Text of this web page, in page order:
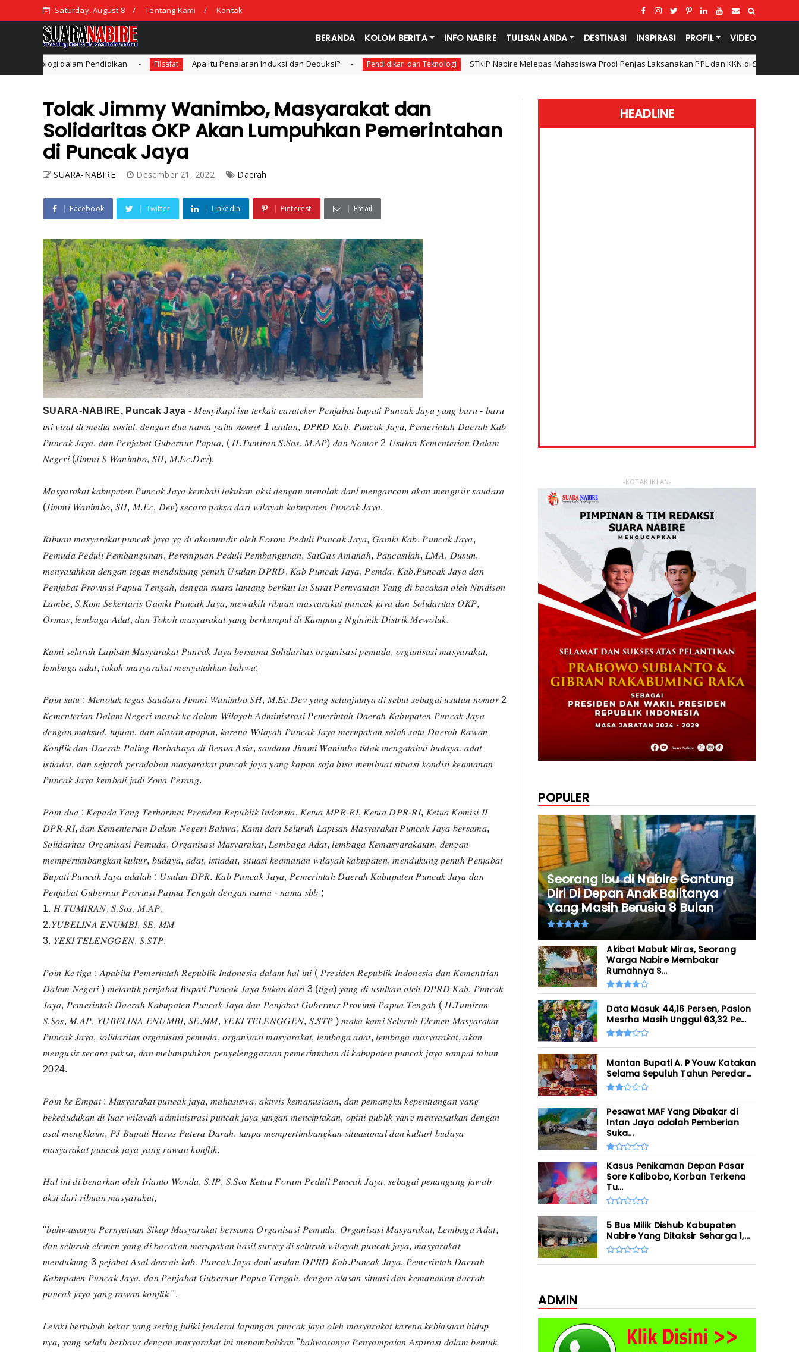
Saturday, August 8 Tentang Kami Kontak
BERANDA KOLOM BERITA INFO NABIRE TULISAN ANDA DESTINASI INSPIRASI PROFIL VIDEO
Filsafat Apa itu Penalaran Induksi dan Deduksi? Pendidikan dan Teknologi STKIP Nabire Melepas Mahasiswa Prodi Penjas Laksanakan PPL dan KKN di Surabaya Pendidikan dan
Tolak Jimmy Wanimbo, Masyarakat dan
Solidaritas OKP Akan Lumpuhkan Pemerintahan
di Puncak Jaya
SUARA-NABIRE Desember 21, 2022 Daerah
Facebook Twitter Linkedin Pinterest Email
SUARA-NABIRE, Puncak Jaya - 𝑀𝑒𝑛𝑦𝑖𝑘𝑎𝑝𝑖 𝑖𝑠𝑢 𝑡𝑒𝑟𝑘𝑎𝑖𝑡 𝑐𝑎𝑟𝑎𝑡𝑒𝑘𝑒𝑟 𝑃𝑒𝑛𝑗𝑎𝑏𝑎𝑡 𝑏𝑢𝑝𝑎𝑡𝑖 𝑃𝑢𝑛𝑐𝑎𝑘 𝐽𝑎𝑦𝑎 𝑦𝑎𝑛𝑔 𝑏𝑎𝑟𝑢 - 𝑏𝑎𝑟𝑢
𝑖𝑛𝑖 𝑣𝑖𝑟𝑎𝑙 𝑑𝑖 𝑚𝑒𝑑𝑖𝑎 𝑠𝑜𝑠𝑖𝑎𝑙, 𝑑𝑒𝑛𝑔𝑎𝑛 𝑑𝑢𝑎 𝑛𝑎𝑚𝑎 𝑦𝑎𝑖𝑡𝑢 𝑛𝑜𝑚𝑜r 1𝑢𝑠𝑢𝑙𝑎𝑛, 𝐷𝑃𝑅𝐷 𝐾𝑎𝑏. 𝑃𝑢𝑛𝑐𝑎𝑘 𝐽𝑎𝑦𝑎, 𝑃𝑒𝑚𝑒𝑟𝑖𝑛𝑡𝑎ℎ 𝐷𝑎𝑒𝑟𝑎ℎ 𝐾𝑎𝑏
𝑃𝑢𝑛𝑐𝑎𝑘 𝐽𝑎𝑦𝑎, 𝑑𝑎𝑛 𝑃𝑒𝑛𝑗𝑎𝑏𝑎𝑡 𝐺𝑢𝑏𝑒𝑟𝑛𝑢𝑟 𝑃𝑎𝑝𝑢𝑎, ( 𝐻.𝑇𝑢𝑚𝑖𝑟𝑎𝑛 𝑆.𝑆𝑜𝑠, 𝑀.𝐴𝑃) 𝑑𝑎𝑛 𝑁𝑜𝑚𝑜𝑟 2 𝑈𝑠𝑢𝑙𝑎𝑛 𝐾𝑒𝑚𝑒𝑛𝑡𝑒𝑟𝑖𝑎𝑛 𝐷𝑎𝑙𝑎𝑚
𝑁𝑒𝑔𝑒𝑟𝑖 (𝐽𝑖𝑚𝑚𝑖 𝑆 𝑊𝑎𝑛𝑖𝑚𝑏𝑜, 𝑆𝐻, 𝑀.𝐸𝑐.𝐷𝑒𝑣).
𝑀𝑎𝑠𝑦𝑎𝑟𝑎𝑘𝑎𝑡 𝑘𝑎𝑏𝑢𝑝𝑎𝑡𝑒𝑛 𝑃𝑢𝑛𝑐𝑎𝑘 𝐽𝑎𝑦𝑎 𝑘𝑒𝑚𝑏𝑎𝑙𝑖 𝑙𝑎𝑘𝑢𝑘𝑎𝑛 𝑎𝑘𝑠𝑖 𝑑𝑒𝑛𝑔𝑎𝑛 𝑚𝑒𝑛𝑜𝑙𝑎𝑘 𝑑𝑎𝑛/ 𝑚𝑒𝑛𝑔𝑎𝑛𝑐𝑎𝑚 𝑎𝑘𝑎𝑛 𝑚𝑒𝑛𝑔𝑢𝑠𝑖𝑟 𝑠𝑎𝑢𝑑𝑎𝑟𝑎
(𝐽𝑖𝑚𝑚𝑖 𝑊𝑎𝑛𝑖𝑚𝑏𝑜, 𝑆𝐻, 𝑀.𝐸𝑐, 𝐷𝑒𝑣) 𝑠𝑒𝑐𝑎𝑟𝑎 𝑝𝑎𝑘𝑠𝑎 𝑑𝑎𝑟𝑖 𝑤𝑖𝑙𝑎𝑦𝑎ℎ 𝑘𝑎𝑏𝑢𝑝𝑎𝑡𝑒𝑛 𝑃𝑢𝑛𝑐𝑎𝑘 𝐽𝑎𝑦𝑎.
𝑅𝑖𝑏𝑢𝑎𝑛 𝑚𝑎𝑠𝑦𝑎𝑟𝑎𝑘𝑎𝑡 𝑝𝑢𝑛𝑐𝑎𝑘 𝑗𝑎𝑦𝑎 𝑦𝑔 𝑑𝑖 𝑎𝑘𝑜𝑚𝑢𝑛𝑑𝑖𝑟 𝑜𝑙𝑒ℎ 𝐹𝑜𝑟𝑜𝑚 𝑃𝑒𝑑𝑢𝑙𝑖 𝑃𝑢𝑛𝑐𝑎𝑘 𝐽𝑎𝑦𝑎, 𝐺𝑎𝑚𝑘𝑖 𝐾𝑎𝑏. 𝑃𝑢𝑛𝑐𝑎𝑘 𝐽𝑎𝑦𝑎,
𝑃𝑒𝑚𝑢𝑑𝑎 𝑃𝑒𝑑𝑢𝑙𝑖 𝑃𝑒𝑚𝑏𝑎𝑛𝑔𝑢𝑛𝑎𝑛, 𝑃𝑒𝑟𝑒𝑚𝑝𝑢𝑎𝑛 𝑃𝑒𝑑𝑢𝑙𝑖 𝑃𝑒𝑚𝑏𝑎𝑛𝑔𝑢𝑛𝑎𝑛, 𝑆𝑎𝑡𝐺𝑎𝑠 𝐴𝑚𝑎𝑛𝑎ℎ, 𝑃𝑎𝑛𝑐𝑎𝑠𝑖𝑙𝑎ℎ, 𝐿𝑀𝐴, 𝐷𝑢𝑠𝑢𝑛,
𝑚𝑒𝑛𝑦𝑎𝑡𝑎ℎ𝑘𝑎𝑛 𝑑𝑒𝑛𝑔𝑎𝑛 𝑡𝑒𝑔𝑎𝑠 𝑚𝑒𝑛𝑑𝑢𝑘𝑢𝑛𝑔 𝑝𝑒𝑛𝑢ℎ 𝑈𝑠𝑢𝑙𝑎𝑛 𝐷𝑃𝑅𝐷, 𝐾𝑎𝑏 𝑃𝑢𝑛𝑐𝑎𝑘 𝐽𝑎𝑦𝑎, 𝑃𝑒𝑚𝑑𝑎. 𝐾𝑎𝑏.𝑃𝑢𝑛𝑐𝑎𝑘 𝐽𝑎𝑦𝑎 𝑑𝑎𝑛
𝑃𝑒𝑛𝑗𝑎𝑏𝑎𝑡 𝑃𝑟𝑜𝑣𝑖𝑛𝑠𝑖 𝑃𝑎𝑝𝑢𝑎 𝑇𝑒𝑛𝑔𝑎ℎ, 𝑑𝑒𝑛𝑔𝑎𝑛 𝑠𝑢𝑎𝑟𝑎 𝑙𝑎𝑛𝑡𝑎𝑛𝑔 𝑏𝑒𝑟𝑖𝑘𝑢𝑡 𝐼𝑠𝑖 𝑆𝑢𝑟𝑎𝑡 𝑃𝑒𝑟𝑛𝑦𝑎𝑡𝑎𝑎𝑛 𝑌𝑎𝑛𝑔 𝑑𝑖 𝑏𝑎𝑐𝑎𝑘𝑎𝑛 𝑜𝑙𝑒ℎ 𝑁𝑖𝑛𝑑𝑖𝑠𝑜𝑛
𝐿𝑎𝑚𝑏𝑒, 𝑆.𝐾𝑜𝑚 𝑆𝑒𝑘𝑒𝑟𝑡𝑎𝑟𝑖𝑠 𝐺𝑎𝑚𝑘𝑖 𝑃𝑢𝑛𝑐𝑎𝑘 𝐽𝑎𝑦𝑎, 𝑚𝑒𝑤𝑎𝑘𝑖𝑙𝑖 𝑟𝑖𝑏𝑢𝑎𝑛 𝑚𝑎𝑠𝑦𝑎𝑟𝑎𝑘𝑎𝑡 𝑝𝑢𝑛𝑐𝑎𝑘 𝑗𝑎𝑦𝑎 𝑑𝑎𝑛 𝑆𝑜𝑙𝑖𝑑𝑎𝑟𝑖𝑡𝑎𝑠 𝑂𝐾𝑃,
𝑂𝑟𝑚𝑎𝑠, 𝑙𝑒𝑚𝑏𝑎𝑔𝑎 𝐴𝑑𝑎𝑡, 𝑑𝑎𝑛 𝑇𝑜𝑘𝑜ℎ 𝑚𝑎𝑠𝑦𝑎𝑟𝑎𝑘𝑎𝑡 𝑦𝑎𝑛𝑔 𝑏𝑒𝑟𝑘𝑢𝑚𝑝𝑢𝑙 𝑑𝑖 𝐾𝑎𝑚𝑝𝑢𝑛𝑔 𝑁𝑔𝑖𝑛𝑖𝑛𝑖𝑘 𝐷𝑖𝑠𝑡𝑟𝑖𝑘 𝑀𝑒𝑤𝑜𝑙𝑢𝑘.
𝐾𝑎𝑚𝑖 𝑠𝑒𝑙𝑢𝑟𝑢ℎ 𝐿𝑎𝑝𝑖𝑠𝑎𝑛 𝑀𝑎𝑠𝑦𝑎𝑟𝑎𝑘𝑎𝑡 𝑃𝑢𝑛𝑐𝑎𝑘 𝐽𝑎𝑦𝑎 𝑏𝑒𝑟𝑠𝑎𝑚𝑎 𝑆𝑜𝑙𝑖𝑑𝑎𝑟𝑖𝑡𝑎𝑠 𝑜𝑟𝑔𝑎𝑛𝑖𝑠𝑎𝑠𝑖 𝑝𝑒𝑚𝑢𝑑𝑎, 𝑜𝑟𝑔𝑎𝑛𝑖𝑠𝑎𝑠𝑖 𝑚𝑎𝑠𝑦𝑎𝑟𝑎𝑘𝑎𝑡,
𝑙𝑒𝑚𝑏𝑎𝑔𝑎 𝑎𝑑𝑎𝑡, 𝑡𝑜𝑘𝑜ℎ 𝑚𝑎𝑠𝑦𝑎𝑟𝑎𝑘𝑎𝑡 𝑚𝑒𝑛𝑦𝑎𝑡𝑎ℎ𝑘𝑎𝑛 𝑏𝑎ℎ𝑤𝑎;
𝑃𝑜𝑖𝑛 𝑠𝑎𝑡𝑢 : 𝑀𝑒𝑛𝑜𝑙𝑎𝑘 𝑡𝑒𝑔𝑎𝑠 𝑆𝑎𝑢𝑑𝑎𝑟𝑎 𝐽𝑖𝑚𝑚𝑖 𝑊𝑎𝑛𝑖𝑚𝑏𝑜 𝑆𝐻, 𝑀.𝐸𝑐.𝐷𝑒𝑣 𝑦𝑎𝑛𝑔 𝑠𝑒𝑙𝑎𝑛𝑗𝑢𝑡𝑛𝑦𝑎 𝑑𝑖 𝑠𝑒𝑏𝑢𝑡 𝑠𝑒𝑏𝑎𝑔𝑎𝑖 𝑢𝑠𝑢𝑙𝑎𝑛 𝑛𝑜𝑚𝑜𝑟 2
𝐾𝑒𝑚𝑒𝑛𝑡𝑒𝑟𝑖𝑎𝑛 𝐷𝑎𝑙𝑎𝑚 𝑁𝑒𝑔𝑒𝑟𝑖 𝑚𝑎𝑠𝑢𝑘 𝑘𝑒 𝑑𝑎𝑙𝑎𝑚 𝑊𝑖𝑙𝑎𝑦𝑎ℎ 𝐴𝑑𝑚𝑖𝑛𝑖𝑠𝑡𝑟𝑎𝑠𝑖 𝑃𝑒𝑚𝑒𝑟𝑖𝑛𝑡𝑎ℎ 𝐷𝑎𝑒𝑟𝑎ℎ 𝐾𝑎𝑏𝑢𝑝𝑎𝑡𝑒𝑛 𝑃𝑢𝑛𝑐𝑎𝑘 𝐽𝑎𝑦𝑎
𝑑𝑒𝑛𝑔𝑎𝑛 𝑚𝑎𝑘𝑠𝑢𝑑, 𝑡𝑢𝑗𝑢𝑎𝑛, 𝑑𝑎𝑛 𝑎𝑙𝑎𝑠𝑎𝑛 𝑎𝑝𝑎𝑝𝑢𝑛, 𝑘𝑎𝑟𝑒𝑛𝑎 𝑊𝑖𝑙𝑎𝑦𝑎ℎ 𝑃𝑢𝑛𝑐𝑎𝑘 𝐽𝑎𝑦𝑎 𝑚𝑒𝑟𝑢𝑝𝑎𝑘𝑎𝑛 𝑠𝑎𝑙𝑎ℎ 𝑠𝑎𝑡𝑢 𝐷𝑎𝑒𝑟𝑎ℎ 𝑅𝑎𝑤𝑎𝑛
𝐾𝑜𝑛𝑓𝑙𝑖𝑘 𝑑𝑎𝑛 𝐷𝑎𝑒𝑟𝑎ℎ 𝑃𝑎𝑙𝑖𝑛𝑔 𝐵𝑒𝑟𝑏𝑎ℎ𝑎𝑦𝑎 𝑑𝑖 𝐵𝑒𝑛𝑢𝑎 𝐴𝑠𝑖𝑎, 𝑠𝑎𝑢𝑑𝑎𝑟𝑎 𝐽𝑖𝑚𝑚𝑖 𝑊𝑎𝑛𝑖𝑚𝑏𝑜 𝑡𝑖𝑑𝑎𝑘 𝑚𝑒𝑛𝑔𝑎𝑡𝑎ℎ𝑢𝑖 𝑏𝑢𝑑𝑎𝑦𝑎, 𝑎𝑑𝑎𝑡
𝑖𝑠𝑡𝑖𝑎𝑑𝑎𝑡, 𝑑𝑎𝑛 𝑠𝑒𝑗𝑎𝑟𝑎ℎ 𝑝𝑒𝑟𝑎𝑑𝑎𝑏𝑎𝑛 𝑚𝑎𝑠𝑦𝑎𝑟𝑎𝑘𝑎𝑡 𝑝𝑢𝑛𝑐𝑎𝑘 𝑗𝑎𝑦𝑎 𝑦𝑎𝑛𝑔 𝑘𝑎𝑝𝑎𝑛 𝑠𝑎𝑗𝑎 𝑏𝑖𝑠𝑎 𝑚𝑒𝑚𝑏𝑢𝑎𝑡 𝑠𝑖𝑡𝑢𝑎𝑠𝑖 𝑘𝑜𝑛𝑑𝑖𝑠𝑖 𝑘𝑒𝑎𝑚𝑎𝑛𝑎𝑛
𝑃𝑢𝑛𝑐𝑎𝑘 𝐽𝑎𝑦𝑎 𝑘𝑒𝑚𝑏𝑎𝑙𝑖 𝑗𝑎𝑑𝑖 𝑍𝑜𝑛𝑎 𝑃𝑒𝑟𝑎𝑛𝑔.
𝑃𝑜𝑖𝑛 𝑑𝑢𝑎 : 𝐾𝑒𝑝𝑎𝑑𝑎 𝑌𝑎𝑛𝑔 𝑇𝑒𝑟ℎ𝑜𝑟𝑚𝑎𝑡 𝑃𝑟𝑒𝑠𝑖𝑑𝑒𝑛 𝑅𝑒𝑝𝑢𝑏𝑙𝑖𝑘 𝐼𝑛𝑑𝑜𝑛𝑠𝑖𝑎, 𝐾𝑒𝑡𝑢𝑎 𝑀𝑃𝑅-𝑅𝐼, 𝐾𝑒𝑡𝑢𝑎 𝐷𝑃𝑅-𝑅𝐼, 𝐾𝑒𝑡𝑢𝑎 𝐾𝑜𝑚𝑖𝑠𝑖 𝐼𝐼
𝐷𝑃𝑅-𝑅𝐼, 𝑑𝑎𝑛 𝐾𝑒𝑚𝑒𝑛𝑡𝑒𝑟𝑖𝑎𝑛 𝐷𝑎𝑙𝑎𝑚 𝑁𝑒𝑔𝑒𝑟𝑖 𝐵𝑎ℎ𝑤𝑎; 𝐾𝑎𝑚𝑖 𝑑𝑎𝑟𝑖 𝑆𝑒𝑙𝑢𝑟𝑢ℎ 𝐿𝑎𝑝𝑖𝑠𝑎𝑛 𝑀𝑎𝑠𝑦𝑎𝑟𝑎𝑘𝑎𝑡 𝑃𝑢𝑛𝑐𝑎𝑘 𝐽𝑎𝑦𝑎 𝑏𝑒𝑟𝑠𝑎𝑚𝑎,
𝑆𝑜𝑙𝑖𝑑𝑎𝑟𝑖𝑡𝑎𝑠 𝑂𝑟𝑔𝑎𝑛𝑖𝑠𝑎𝑠𝑖 𝑃𝑒𝑚𝑢𝑑𝑎, 𝑂𝑟𝑔𝑎𝑛𝑖𝑠𝑎𝑠𝑖 𝑀𝑎𝑠𝑦𝑎𝑟𝑎𝑘𝑎𝑡, 𝐿𝑒𝑚𝑏𝑎𝑔𝑎 𝐴𝑑𝑎𝑡, 𝑙𝑒𝑚𝑏𝑎𝑔𝑎 𝐾𝑒𝑚𝑎𝑠𝑦𝑎𝑟𝑎𝑘𝑎𝑡𝑎𝑛, 𝑑𝑒𝑛𝑔𝑎𝑛
𝑚𝑒𝑚𝑝𝑒𝑟𝑡𝑖𝑚𝑏𝑎𝑛𝑔𝑘𝑎𝑛 𝑘𝑢𝑙𝑡𝑢𝑟, 𝑏𝑢𝑑𝑎𝑦𝑎, 𝑎𝑑𝑎𝑡, 𝑖𝑠𝑡𝑖𝑎𝑑𝑎𝑡, 𝑠𝑖𝑡𝑢𝑎𝑠𝑖 𝑘𝑒𝑎𝑚𝑎𝑛𝑎𝑛 𝑤𝑖𝑙𝑎𝑦𝑎ℎ 𝑘𝑎𝑏𝑢𝑝𝑎𝑡𝑒𝑛, 𝑚𝑒𝑛𝑑𝑢𝑘𝑢𝑛𝑔 𝑝𝑒𝑛𝑢ℎ 𝑃𝑒𝑛𝑗𝑎𝑏𝑎𝑡
𝐵𝑢𝑝𝑎𝑡𝑖 𝑃𝑢𝑛𝑐𝑎𝑘 𝐽𝑎𝑦𝑎 𝑎𝑑𝑎𝑙𝑎ℎ : 𝑈𝑠𝑢𝑙𝑎𝑛 𝐷𝑃𝑅. 𝐾𝑎𝑏 𝑃𝑢𝑛𝑐𝑎𝑘 𝐽𝑎𝑦𝑎, 𝑃𝑒𝑚𝑒𝑟𝑖𝑛𝑡𝑎ℎ 𝐷𝑎𝑒𝑟𝑎ℎ 𝐾𝑎𝑏𝑢𝑝𝑎𝑡𝑒𝑛 𝑃𝑢𝑛𝑐𝑎𝑘 𝐽𝑎𝑦𝑎 𝑑𝑎𝑛
𝑃𝑒𝑛𝑗𝑎𝑏𝑎𝑡 𝐺𝑢𝑏𝑒𝑟𝑛𝑢𝑟 𝑃𝑟𝑜𝑣𝑖𝑛𝑠𝑖 𝑃𝑎𝑝𝑢𝑎 𝑇𝑒𝑛𝑔𝑎ℎ 𝑑𝑒𝑛𝑔𝑎𝑛 𝑛𝑎𝑚𝑎 - 𝑛𝑎𝑚𝑎 𝑠𝑏𝑏 ;
1. 𝐻.𝑇𝑈𝑀𝐼𝑅𝐴𝑁, 𝑆.𝑆𝑜𝑠, 𝑀.𝐴𝑃,
2.𝑌𝑈𝐵𝐸𝐿𝐼𝑁𝐴 𝐸𝑁𝑈𝑀𝐵𝐼, 𝑆𝐸, 𝑀𝑀
3. 𝑌𝐸𝐾𝐼 𝑇𝐸𝐿𝐸𝑁𝐺𝐺𝐸𝑁, 𝑆.𝑆𝑇𝑃.
𝑃𝑜𝑖𝑛 𝐾𝑒 𝑡𝑖𝑔𝑎 : 𝐴𝑝𝑎𝑏𝑖𝑙𝑎 𝑃𝑒𝑚𝑒𝑟𝑖𝑛𝑡𝑎ℎ 𝑅𝑒𝑝𝑢𝑏𝑙𝑖𝑘 𝐼𝑛𝑑𝑜𝑛𝑒𝑠𝑖𝑎 𝑑𝑎𝑙𝑎𝑚 ℎ𝑎𝑙 𝑖𝑛𝑖 ( 𝑃𝑟𝑒𝑠𝑖𝑑𝑒𝑛 𝑅𝑒𝑝𝑢𝑏𝑙𝑖𝑘 𝐼𝑛𝑑𝑜𝑛𝑒𝑠𝑖𝑎 𝑑𝑎𝑛 𝐾𝑒𝑚𝑒𝑛𝑡𝑟𝑖𝑎𝑛
𝐷𝑎𝑙𝑎𝑚 𝑁𝑒𝑔𝑒𝑟𝑖 ) 𝑚𝑒𝑙𝑎𝑛𝑡𝑖𝑘 𝑝𝑒𝑛𝑗𝑎𝑏𝑎𝑡 𝐵𝑢𝑝𝑎𝑡𝑖 𝑃𝑢𝑛𝑐𝑎𝑘 𝐽𝑎𝑦𝑎 𝑏𝑢𝑘𝑎𝑛 𝑑𝑎𝑟𝑖 3 (𝑡𝑖𝑔𝑎) 𝑦𝑎𝑛𝑔 𝑑𝑖 𝑢𝑠𝑢𝑙𝑘𝑎𝑛 𝑜𝑙𝑒ℎ 𝐷𝑃𝑅𝐷 𝐾𝑎𝑏. 𝑃𝑢𝑛𝑐𝑎𝑘
𝐽𝑎𝑦𝑎, 𝑃𝑒𝑚𝑒𝑟𝑖𝑛𝑡𝑎ℎ 𝐷𝑎𝑒𝑟𝑎ℎ 𝐾𝑎𝑏𝑢𝑝𝑎𝑡𝑒𝑛 𝑃𝑢𝑛𝑐𝑎𝑘 𝐽𝑎𝑦𝑎 𝑑𝑎𝑛 𝑃𝑒𝑛𝑗𝑎𝑏𝑎𝑡 𝐺𝑢𝑏𝑒𝑟𝑛𝑢𝑟 𝑃𝑟𝑜𝑣𝑖𝑛𝑠𝑖 𝑃𝑎𝑝𝑢𝑎 𝑇𝑒𝑛𝑔𝑎ℎ ( 𝐻.𝑇𝑢𝑚𝑖𝑟𝑎𝑛
𝑆.𝑆𝑜𝑠, 𝑀.𝐴𝑃, 𝑌𝑈𝐵𝐸𝐿𝐼𝑁𝐴 𝐸𝑁𝑈𝑀𝐵𝐼, 𝑆𝐸.𝑀𝑀, 𝑌𝐸𝐾𝐼 𝑇𝐸𝐿𝐸𝑁𝐺𝐺𝐸𝑁, 𝑆.𝑆𝑇𝑃 ) 𝑚𝑎𝑘𝑎 𝑘𝑎𝑚𝑖 𝑆𝑒𝑙𝑢𝑟𝑢ℎ 𝐸𝑙𝑒𝑚𝑒𝑛 𝑀𝑎𝑠𝑦𝑎𝑟𝑎𝑘𝑎𝑡
𝑃𝑢𝑛𝑐𝑎𝑘 𝐽𝑎𝑦𝑎, 𝑠𝑜𝑙𝑖𝑑𝑎𝑟𝑖𝑡𝑎𝑠 𝑜𝑟𝑔𝑎𝑛𝑖𝑠𝑎𝑠𝑖 𝑝𝑒𝑚𝑢𝑑𝑎, 𝑜𝑟𝑔𝑎𝑛𝑖𝑠𝑎𝑠𝑖 𝑚𝑎𝑠𝑦𝑎𝑟𝑎𝑘𝑎𝑡, 𝑙𝑒𝑚𝑏𝑎𝑔𝑎 𝑎𝑑𝑎𝑡, 𝑙𝑒𝑚𝑏𝑎𝑔𝑎 𝑚𝑎𝑠𝑦𝑎𝑟𝑎𝑘𝑎𝑡, 𝑎𝑘𝑎𝑛
𝑚𝑒𝑛𝑔𝑢𝑠𝑖𝑟 𝑠𝑒𝑐𝑎𝑟𝑎 𝑝𝑎𝑘𝑠𝑎, 𝑑𝑎𝑛 𝑚𝑒𝑙𝑢𝑚𝑝𝑢ℎ𝑘𝑎𝑛 𝑝𝑒𝑛𝑦𝑒𝑙𝑒𝑛𝑔𝑔𝑎𝑟𝑎𝑎𝑛 𝑝𝑒𝑚𝑒𝑟𝑖𝑛𝑡𝑎ℎ𝑎𝑛 𝑑𝑖 𝑘𝑎𝑏𝑢𝑝𝑎𝑡𝑒𝑛 𝑝𝑢𝑛𝑐𝑎𝑘 𝑗𝑎𝑦𝑎 𝑠𝑎𝑚𝑝𝑎𝑖 𝑡𝑎ℎ𝑢𝑛
2024.
𝑃𝑜𝑖𝑛 𝑘𝑒 𝐸𝑚𝑝𝑎𝑡 : 𝑀𝑎𝑠𝑦𝑎𝑟𝑎𝑘𝑎𝑡 𝑝𝑢𝑛𝑐𝑎𝑘 𝑗𝑎𝑦𝑎, 𝑚𝑎ℎ𝑎𝑠𝑖𝑠𝑤𝑎, 𝑎𝑘𝑡𝑖𝑣𝑖𝑠 𝑘𝑒𝑚𝑎𝑛𝑢𝑠𝑖𝑎𝑎𝑛, 𝑑𝑎𝑛 𝑝𝑒𝑚𝑎𝑛𝑔𝑘𝑢 𝑘𝑒𝑝𝑒𝑛𝑡𝑖𝑎𝑛𝑔𝑎𝑛 𝑦𝑎𝑛𝑔
𝑏𝑒𝑘𝑒𝑑𝑢𝑑𝑢𝑘𝑎𝑛 𝑑𝑖 𝑙𝑢𝑎𝑟 𝑤𝑖𝑙𝑎𝑦𝑎ℎ 𝑎𝑑𝑚𝑖𝑛𝑖𝑠𝑡𝑟𝑎𝑠𝑖 𝑝𝑢𝑛𝑐𝑎𝑘 𝑗𝑎𝑦𝑎 𝑗𝑎𝑛𝑔𝑎𝑛 𝑚𝑒𝑛𝑐𝑖𝑝𝑡𝑎𝑘𝑎𝑛, 𝑜𝑝𝑖𝑛𝑖 𝑝𝑢𝑏𝑙𝑖𝑘 𝑦𝑎𝑛𝑔 𝑚𝑒𝑛𝑦𝑎𝑠𝑎𝑡𝑘𝑎𝑛 𝑑𝑒𝑛𝑔𝑎𝑛
𝑎𝑠𝑎𝑙 𝑚𝑒𝑛𝑔𝑘𝑙𝑎𝑖𝑚, 𝑃𝐽 𝐵𝑢𝑝𝑎𝑡𝑖 𝐻𝑎𝑟𝑢𝑠 𝑃𝑢𝑡𝑒𝑟𝑎 𝐷𝑎𝑟𝑎ℎ. 𝑡𝑎𝑛𝑝𝑎 𝑚𝑒𝑚𝑝𝑒𝑟𝑡𝑖𝑚𝑏𝑎𝑛𝑔𝑘𝑎𝑛 𝑠𝑖𝑡𝑢𝑎𝑠𝑖𝑜𝑛𝑎𝑙 𝑑𝑎𝑛 𝑘𝑢𝑙𝑡𝑢𝑟/ 𝑏𝑢𝑑𝑎𝑦𝑎
𝑚𝑎𝑠𝑦𝑎𝑟𝑎𝑘𝑎𝑡 𝑝𝑢𝑛𝑐𝑎𝑘 𝑗𝑎𝑦𝑎 𝑦𝑎𝑛𝑔 𝑟𝑎𝑤𝑎𝑛 𝑘𝑜𝑛𝑓𝑙𝑖𝑘.
𝐻𝑎𝑙 𝑖𝑛𝑖 𝑑𝑖 𝑏𝑒𝑛𝑎𝑟𝑘𝑎𝑛 𝑜𝑙𝑒ℎ 𝐼𝑟𝑖𝑎𝑛𝑡𝑜 𝑊𝑜𝑛𝑑𝑎, 𝑆.𝐼𝑃, 𝑆.𝑆𝑜𝑠 𝐾𝑒𝑡𝑢𝑎 𝐹𝑜𝑟𝑢𝑚 𝑃𝑒𝑑𝑢𝑙𝑖 𝑃𝑢𝑛𝑐𝑎𝑘 𝐽𝑎𝑦𝑎, 𝑠𝑒𝑏𝑎𝑔𝑎𝑖 𝑝𝑒𝑛𝑎𝑛𝑔𝑢𝑛𝑔 𝑗𝑎𝑤𝑎𝑏
𝑎𝑘𝑠𝑖 𝑑𝑎𝑟𝑖 𝑟𝑖𝑏𝑢𝑎𝑛 𝑚𝑎𝑠𝑦𝑎𝑟𝑎𝑘𝑎𝑡,
"𝑏𝑎ℎ𝑤𝑎𝑠𝑎𝑛𝑦𝑎 𝑃𝑒𝑟𝑛𝑦𝑎𝑡𝑎𝑎𝑛 𝑆𝑖𝑘𝑎𝑝 𝑀𝑎𝑠𝑦𝑎𝑟𝑎𝑘𝑎𝑡 𝑏𝑒𝑟𝑠𝑎𝑚𝑎 𝑂𝑟𝑔𝑎𝑛𝑖𝑠𝑎𝑠𝑖 𝑃𝑒𝑚𝑢𝑑𝑎, 𝑂𝑟𝑔𝑎𝑛𝑖𝑠𝑎𝑠𝑖 𝑀𝑎𝑠𝑦𝑎𝑟𝑎𝑘𝑎𝑡, 𝐿𝑒𝑚𝑏𝑎𝑔𝑎 𝐴𝑑𝑎𝑡,
𝑑𝑎𝑛 𝑠𝑒𝑙𝑢𝑟𝑢ℎ 𝑒𝑙𝑒𝑚𝑒𝑛 𝑦𝑎𝑛𝑔 𝑑𝑖 𝑏𝑎𝑐𝑎𝑘𝑎𝑛 𝑚𝑒𝑟𝑢𝑝𝑎𝑘𝑎𝑛 ℎ𝑎𝑠𝑖𝑙 𝑠𝑢𝑟𝑣𝑒𝑦 𝑑𝑖 𝑠𝑒𝑙𝑢𝑟𝑢ℎ 𝑤𝑖𝑙𝑎𝑦𝑎ℎ 𝑝𝑢𝑛𝑐𝑎𝑘 𝑗𝑎𝑦𝑎, 𝑚𝑎𝑠𝑦𝑎𝑟𝑎𝑘𝑎𝑡
𝑚𝑒𝑛𝑑𝑢𝑘𝑢𝑛𝑔 3 𝑝𝑒𝑗𝑎𝑏𝑎𝑡 𝐴𝑠𝑎𝑙 𝑑𝑎𝑒𝑟𝑎ℎ 𝑘𝑎𝑏. 𝑃𝑢𝑛𝑐𝑎𝑘 𝐽𝑎𝑦𝑎 𝑑𝑎𝑛/ 𝑢𝑠𝑢𝑙𝑎𝑛 𝐷𝑃𝑅𝐷 𝐾𝑎𝑏.𝑃𝑢𝑛𝑐𝑎𝑘 𝐽𝑎𝑦𝑎, 𝑃𝑒𝑚𝑒𝑟𝑖𝑛𝑡𝑎ℎ 𝐷𝑎𝑒𝑟𝑎ℎ
𝐾𝑎𝑏𝑢𝑝𝑎𝑡𝑒𝑛 𝑃𝑢𝑛𝑐𝑎𝑘 𝐽𝑎𝑦𝑎, 𝑑𝑎𝑛 𝑃𝑒𝑛𝑗𝑎𝑏𝑎𝑡 𝐺𝑢𝑏𝑒𝑟𝑛𝑢𝑟 𝑃𝑎𝑝𝑢𝑎 𝑇𝑒𝑛𝑔𝑎ℎ, 𝑑𝑒𝑛𝑔𝑎𝑛 𝑎𝑙𝑎𝑠𝑎𝑛 𝑠𝑖𝑡𝑢𝑎𝑠𝑖 𝑑𝑎𝑛 𝑘𝑒𝑚𝑎𝑛𝑎𝑛𝑎𝑛 𝑑𝑎𝑒𝑟𝑎ℎ
𝑝𝑢𝑛𝑐𝑎𝑘 𝑗𝑎𝑦𝑎 𝑦𝑎𝑛𝑔 𝑟𝑎𝑤𝑎𝑛 𝑘𝑜𝑛𝑓𝑙𝑖𝑘 ".
𝐿𝑒𝑙𝑎𝑘𝑖 𝑏𝑒𝑟𝑡𝑢𝑏𝑢ℎ 𝑘𝑒𝑘𝑎𝑟 𝑦𝑎𝑛𝑔 𝑠𝑒𝑟𝑖𝑛𝑔 𝑗𝑢𝑙𝑖𝑘𝑖 𝑗𝑒𝑛𝑑𝑒𝑟𝑎𝑙 𝑙𝑎𝑝𝑎𝑛𝑔𝑎𝑛 𝑝𝑢𝑛𝑐𝑎𝑘 𝑗𝑎𝑦𝑎 𝑜𝑙𝑒ℎ 𝑚𝑎𝑠𝑦𝑎𝑟𝑎𝑘𝑎𝑡 𝑘𝑎𝑟𝑒𝑛𝑎 𝑘𝑒𝑏𝑖𝑎𝑠𝑎𝑎𝑛 ℎ𝑖𝑑𝑢𝑝
𝑛𝑦𝑎, 𝑦𝑎𝑛𝑔 𝑠𝑒𝑙𝑎𝑙𝑢 𝑏𝑒𝑟𝑏𝑎𝑢𝑟 𝑑𝑒𝑛𝑔𝑎𝑛 𝑚𝑎𝑠𝑦𝑎𝑟𝑎𝑘𝑎𝑡 𝑖𝑛𝑖 𝑚𝑒𝑛𝑎𝑚𝑏𝑎ℎ𝑘𝑎𝑛 "𝑏𝑎ℎ𝑤𝑎𝑠𝑎𝑛𝑦𝑎 𝑃𝑒𝑛𝑦𝑎𝑚𝑝𝑎𝑖𝑎𝑛 𝐴𝑠𝑝𝑖𝑟𝑎𝑠𝑖 𝑑𝑎𝑙𝑎𝑚 𝑏𝑒𝑛𝑡𝑢𝑘
HEADLINE
-KOTAK IKLAN-
POPULER
Seorang Ibu di Nabire Gantung
Diri Di Depan Anak Balitanya
Yang Masih Berusia 8 Bulan
Akibat Mabuk Miras, Seorang
Warga Nabire Membakar
Rumahnya S...
Data Masuk 44,16 Persen, Paslon
Mesrha Masih Unggul 63,32 Pe...
Mantan Bupati A. P Youw Katakan
Selama Sepuluh Tahun Peredar...
Pesawat MAF Yang Dibakar di
Intan Jaya adalah Pemberian
Suka...
Kasus Penikaman Depan Pasar
Sore Kalibobo, Korban Terkena
Tu...
5 Bus Milik Dishub Kabupaten
Nabire Yang Ditaksir Seharga 1,...
ADMIN